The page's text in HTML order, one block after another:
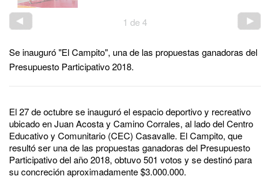
1 de4
Se inauguró "El Campito", una de las propuestas ganadoras del
Presupuesto Participativo 2018.
El 27 de octubre se inauguró el espacio deportivo y recreativo
ubicado en Juan Acosta y Camino Corrales, al lado del Centro
Educativo y Comunitario (CEC) Casavalle. El Campito, que
resultó ser una de las propuestas ganadoras del Presupuesto
Participativo del año 2018, obtuvo 501 votos y se destinó para
su concreción aproximadamente $3.000.000.